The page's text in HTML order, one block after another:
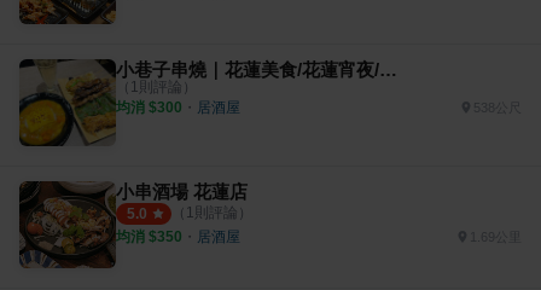
小巷子串燒｜花蓮美食/花蓮宵夜/花蓮晚餐
（ 1 則評論）
均消 $300 ・ 居酒屋 538公尺
小串酒場 花蓮店
5.0 （ 1 則評論）
均消 $350 ・ 居酒屋